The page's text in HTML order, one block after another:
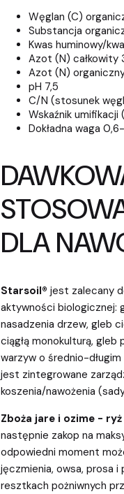
Węglan (C)
Substancja
Kwas huminowy/
Azot (N) całkowity
Azot (N)
pH 7,5
C/N (stosunek
Wskaźnik umifikacji
Dokładna waga
DLA
Starsoil® jest zalecany
aktywności biologicznej:
nasadzenia drzew, gleb
ciągłą monokulturą,
warzyw o średnio-
jest zintegrowane
koszenia/nawożenia
Zboża jare i ozime -
następnie zakop na
odpowiedni moment
jęczmienia, owsa, prosa
resztkach pożniwnych